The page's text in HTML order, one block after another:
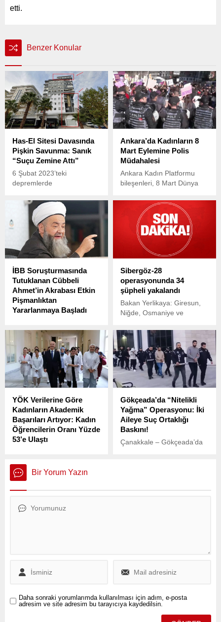
etti.
Benzer Konular
Has-El Sitesi Davasında
Pişkin Savunma: Sanık
“Suçu Zemine Attı”
6 Şubat 2023’teki
depremlerde
Sitesi B Blok’un yıkılması
sonucu 35 kişinin hayatını
kaybetmesine ve 9 kişinin
yaralanmasına neden olan
olayla ilgili dava devam
ediyor.
Ankara’da Kadınların 8
Mart Eylemine Polis
Müdahalesi
Ankara Kadın Platformu
bileşenleri, 8 Mart Dünya
nedeniyle Kolej
Meydanı’nda toplandı.
İBB Soruşturmasında
Tutuklanan Cübbeli
Ahmet’in Akrabası Etkin
Pişmanlıktan
Yararlanmaya Başladı
Belediyesi (İBB) yönelik
yapılan operasyonda
tutuklanan isimler arasında,
kamuoyunda ‘Cübbeli
Ahmet’ olarak bilinen Ahmet
Mahmut Ünlü’nün kızı Yüsra
Palazoğlu’nun ağabeyi
Mehmet Muhittin Palazoğlu
ve kardeşi Ahmet Palazoğlu
da yer alıyordu.
Sibergöz-28
operasyonunda 34
şüpheli yakalandı
Bakan Yerlikaya: Giresun,
Niğde, Osmaniye ve
düzenlenen 'Sibergöz-28'
operasyonlarında 34
şüpheli yakalandı.
YÖK Verilerine Göre
Kadınların Akademik
Başarıları Artıyor: Kadın
Öğrencilerin Oranı Yüzde
53’e Ulaştı
verileri açıkladı ve
kadınların akademik
alandaki etkisinin giderek
Gökçeada’da “Nitelikli
Yağma” Operasyonu: İki
Aileye Suç Ortaklığı
Baskını!
Çanakkale – Gökçeada’da
Bir Yorum Yazın
Daha sonraki yorumlarımda kullanılması için adım, e-posta
adresim ve site adresim bu tarayıcıya kaydedilsin.